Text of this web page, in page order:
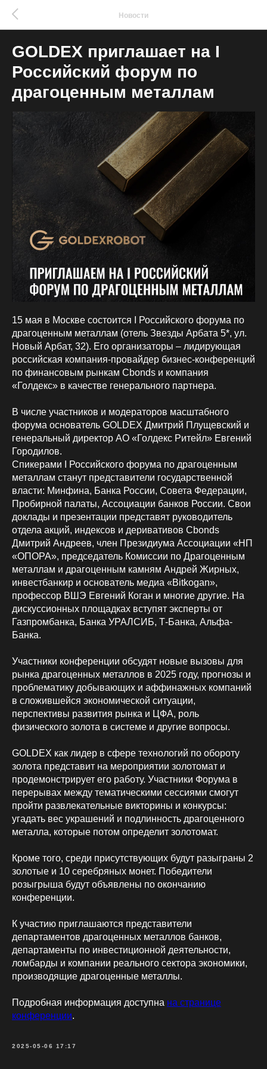
Новости
GOLDEX приглашает на I
Российский форум по
драгоценным металлам
15 мая в Москве состоится I Российского форума по
драгоценным металлам (отель Звезды Арбата 5*, ул.
Новый Арбат, 32). Его организаторы – лидирующая
российская компания-провайдер бизнес-конференций
по финансовым рынкам Cbonds и компания
«Голдекс» в качестве генерального партнера.
В числе участников и модераторов масштабного
форума основатель GOLDEX Дмитрий Плущевский и
генеральный директор АО «Голдекс Ритейл» Евгений
Городилов.
Спикерами I Российского форума по драгоценным
металлам станут представители государственной
власти: Минфина, Банка России, Совета Федерации,
Пробирной палаты, Ассоциации банков России. Свои
доклады и презентации представят руководитель
отдела акций, индексов и деривативов Cbonds
Дмитрий Андреев, член Президиума Ассоциации «НП
«ОПОРА», председатель Комиссии по Драгоценным
металлам и драгоценным камням Андрей Жирных,
инвестбанкир и основатель медиа «Bitkogan»,
профессор ВШЭ Евгений Коган и многие другие. На
дискуссионных площадках вступят эксперты от
Газпромбанка, Банка УРАЛСИБ, Т-Банка, Альфа-
Банка.
Участники конференции обсудят новые вызовы для
рынка драгоценных металлов в 2025 году, прогнозы и
проблематику добывающих и аффинажных компаний
в сложившейся экономической ситуации,
перспективы развития рынка и ЦФА, роль
физического золота в системе и другие вопросы.
GOLDEX как лидер в сфере технологий по обороту
золота представит на мероприятии золотомат и
продемонстрирует его работу. Участники Форума в
перерывах между тематическими сессиями смогут
пройти развлекательные викторины и конкурсы:
угадать вес украшений и подлинность драгоценного
металла, которые потом определит золотомат.
Кроме того, среди присутствующих будут разыграны 2
золотые и 10 серебряных монет. Победители
розыгрыша будут объявлены по окончанию
конференции.
К участию приглашаются представители
департаментов драгоценных металлов банков,
департаменты по инвестиционной деятельности,
ломбарды и компании реального сектора экономики,
производящие драгоценные металлы.
Подробная информация доступна на странице
конференции.
2025-05-06 17:17